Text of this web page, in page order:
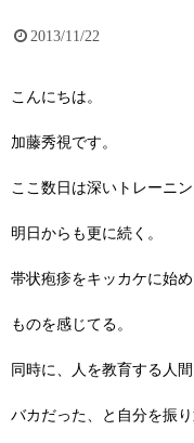
2013/11/22
こんにちは。
加藤秀視です。
ここ数日は深いトレーニン
明日からも更に続く。
帯状疱疹をキッカケに始
ものを感じてる。
同時に、人を教育する人
バカだった、と自分を振り